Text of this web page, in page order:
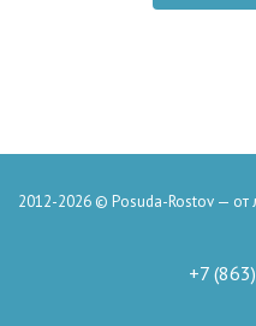
2012-2026 © Posuda-Rostov — от
+7